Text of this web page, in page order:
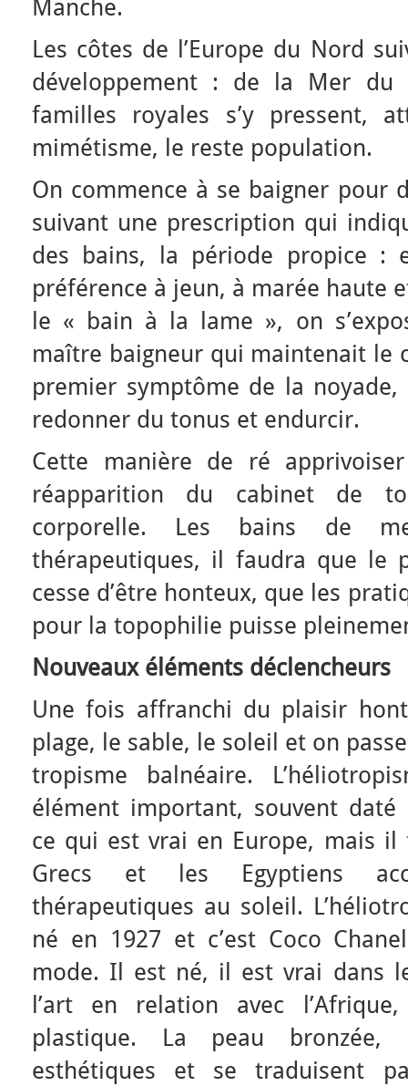
Manche.
Les côtes de l’Europe du Nord
développement : de la Mer du
familles royales s’y pressent,
mimétisme, le reste population.
On commence à se baigner pour
suivant une prescription qui
des bains, la période propice :
préférence à jeun, à marée haute
le « bain à la lame », on
maître baigneur qui maintenait le
premier symptôme de la
redonner du tonus et endurcir.
Cette manière de ré
réapparition du cabinet de
corporelle. Les bains de
thérapeutiques, il faudra que le
cesse d’être honteux, que les
pour la topophilie puisse
Nouveaux éléments déclencheurs
Une fois affranchi du plaisir
plage, le sable, le soleil et on
tropisme balnéaire.
élément important, souvent daté
ce qui est vrai en Europe, mais
Grecs et les Egyptiens
thérapeutiques au soleil.
né en 1927 et c’est Coco
mode. Il est né, il est vrai dans
l’art en relation avec
plastique. La peau bronzée,
esthétiques et se traduisent